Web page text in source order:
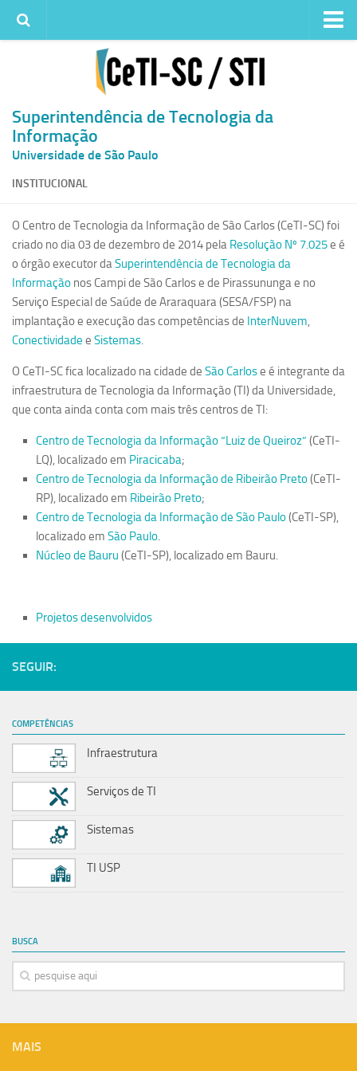
Quem somos
Histórico
Metas e ações
Superintendência de TI
Atendimento
Atendimento ao Usuário
Serviços
Reserva de espaços físicos
Competências
Serviços
Sistemas
Contato
Localização
Superintendência de Tecnologia da
Informação
Universidade de São Paulo
INSTITUCIONAL
O Centro de Tecnologia da Informação de São Carlos (CeTI-SC) foi
criado no dia 03 de dezembro de 2014 pela Resolução Nº 7.025e é
o órgão executor daSuperintendência de Tecnologia da
Informação nos Campi de São Carlos e de Pirassununga e no
Serviço Especial de Saúde de Araraquara (SESA/FSP) na
implantação e execução das competências de InterNuvem,
Conectividade e Sistemas.
O CeTI-SC fica localizado na cidade de São Carlose é integrante da
infraestrutura de Tecnologia da Informação (TI) da Universidade,
que conta ainda conta com mais três centros de TI:
Centro de Tecnologia da Informação “Luiz de Queiroz” (CeTI-
LQ), localizado em Piracicaba;
Centro de Tecnologia da Informação de Ribeirão Preto(CeTI-
RP), localizado em Ribeirão Preto;
Centro de Tecnologia da Informação de São Paulo(CeTI-SP),
localizado em São Paulo.
Núcleo de Bauru (CeTI-SP), localizado em Bauru.
Projetos desenvolvidos
SEGUIR:
COMPETÊNCIAS
Infraestrutura
Serviços de TI
Sistemas
TI USP
BUSCA
MAIS